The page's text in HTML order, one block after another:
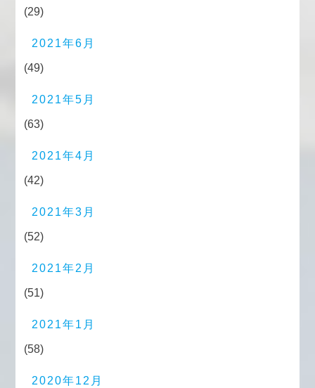
(29)
2021年6月
(49)
2021年5月
(63)
2021年4月
(42)
2021年3月
(52)
2021年2月
(51)
2021年1月
(58)
2020年12月